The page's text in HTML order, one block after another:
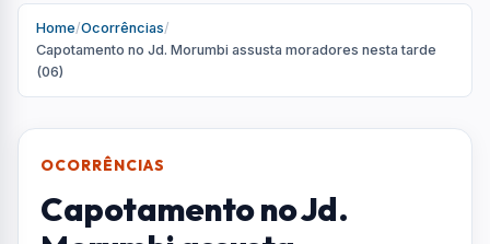
Moradores da região registraram e nos
enviaram vídeos de um acidente ocorrido na
tarde desta segunda-feira (6), na rotatória da
Avenida Elísio Galdino Sobrinho, no Jardim
Morumbi, em São José dos Campos
R PorRedação
Portal AquiVale